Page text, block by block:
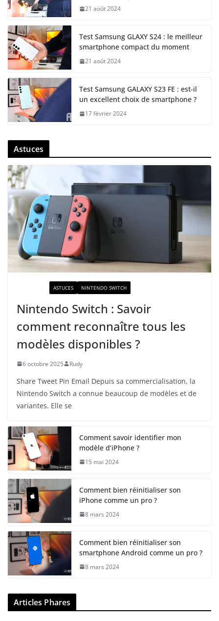
21 août 2024
Test Samsung GLAXY S24 : le meilleur
smartphone compact du moment
21 août 2024
Test Samsung GALAXY S23 FE : est-il
un excellent choix de smartphone ?
17 février 2024
Astuces
ASTUCES NINTENDO SWITCH
Nintendo Switch : Savoir
comment reconnaître tous les
modèles disponibles ?
6 octobre 2025 Rudy
Share Tweet Pin Email Depuis sa commercialisation, la
Nintendo Switch a connue beaucoup de modèles et de
variantes. Elle se
Comment savoir identifier mon
modèle d’iPhone ?
15 mai 2024
Comment bien réinitialiser son
iPhone comme un pro ?
8 mars 2024
Comment bien réinitialiser son
smartphone Android comme un pro ?
8 mars 2024
Articles Phares